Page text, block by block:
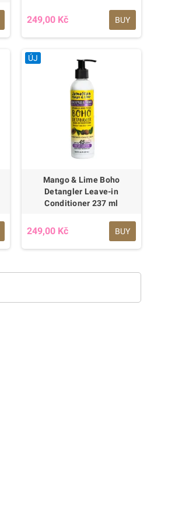
249,00 Kč BUY
ÚJ
Mango & Lime Boho
Detangler Leave-in
Conditioner 237 ml
249,00 Kč BUY